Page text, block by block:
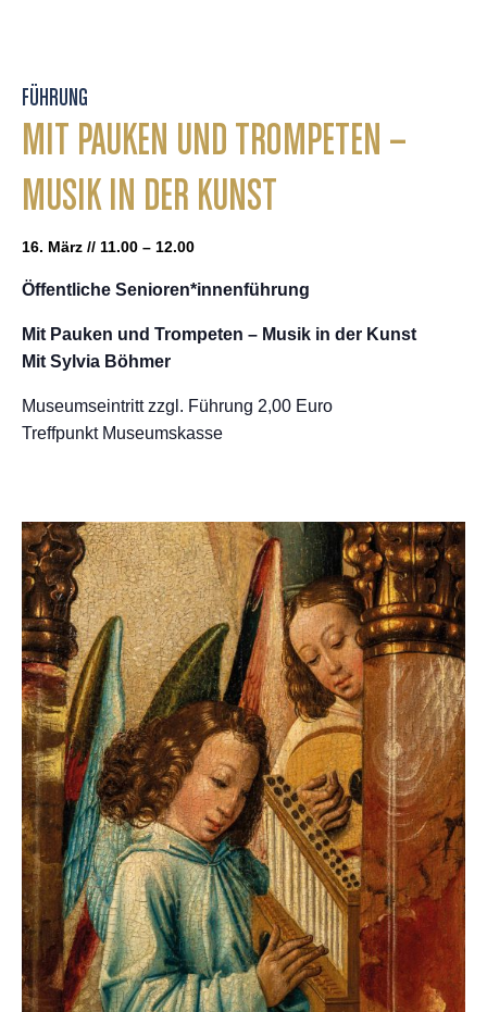
FÜHRUNG
MIT PAUKEN UND TROMPETEN –
MUSIK IN DER KUNST
16. März // 11.00 – 12.00
Öffentliche Senioren*innenführung
Mit Pauken und Trompeten – Musik in der Kunst
Mit Sylvia Böhmer
Museumseintritt zzgl. Führung 2,00 Euro
Treffpunkt Museumskasse